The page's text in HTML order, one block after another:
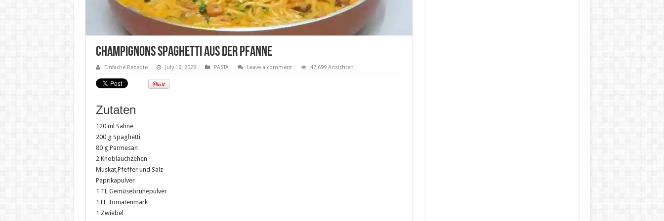
Champignons Spaghetti aus der Pfanne
Einfache Rezepte July 19, 2023 PASTA Leave a comment 47,699 Ansichten
Zutaten
120 ml Sahne
200 g Spaghetti
80 g Parmesan
2 Knoblauchzehen
Muskat,Pfeffer und Salz
Paprikapulver
1 TL Gemüsebrühepulver
1 EL Tomatenmark
1 Zwiebel